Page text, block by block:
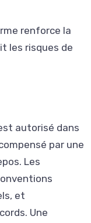
renforce la
les risques de
autorisé dans
par une
Les
et
Une